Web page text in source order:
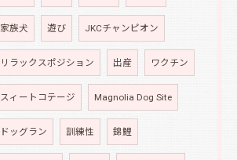
家族犬 遊び JKCチャンピオン
リラックスポジション 出産 ワクチン
スィートコテージ Magnolia Dog Site
ドッグラン 訓練性 錦鯉